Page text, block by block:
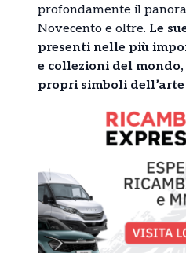
profondamente il
Novecento e oltre. Le
presenti nelle più
e collezioni del
propri simboli